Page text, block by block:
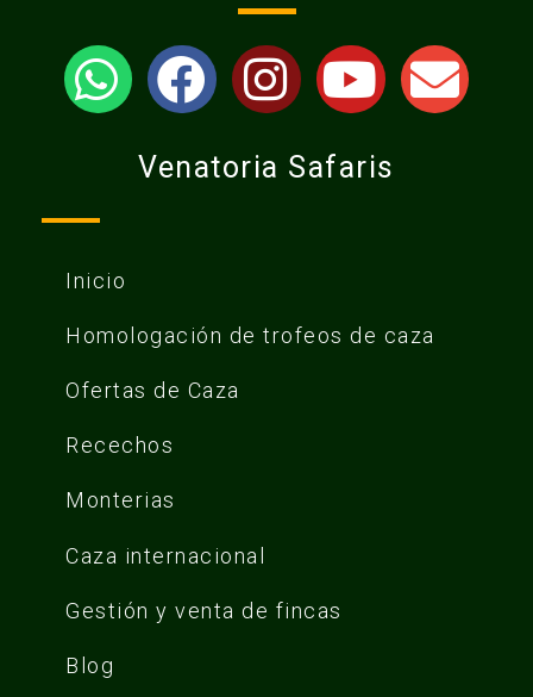
Venatoria Safaris
Inicio
Homologación de trofeos de caza
Ofertas de Caza
Recechos
Monterias
Caza internacional
Gestión y venta de fincas
Blog